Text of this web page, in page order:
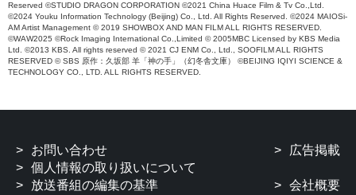
Reserved ©STUDIO DRAGON CORPORATION ©2021 China Huace Film & Tv Co.,Ltd.
©2024 Youku Information Technology (Beijing) Co., Ltd. All Rights Reserved. ©2024 MAIOSi-
AM Artist Management © 2019 SHOWBOX AND MAN FILM ALL RIGHTS RESERVED.
©WAW2025 ©Rock Imaging International Co.,Limited © 2005MBC Licensed by KBS Media
Ltd. ©2013 KBS. All rights reserved © 2021 CJ ENM Co., Ltd., SOOFILM ALL RIGHTS
RESERVED © SBS 原作：久坂部 羊「神の手」（幻冬舎文庫） ©BEIJING IQIYI SCIENCE &
TECHNOLOGY CO., LTD. ALL RIGHTS RESERVED.
お問い合わせ
広告掲載
個人情報の取り扱いについて
放送番組の編集の基準
会社概要